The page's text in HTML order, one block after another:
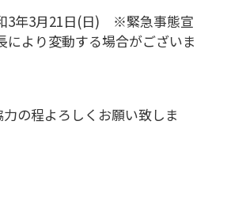
3年3月21日(日) ※緊急事態宣
により変動する場合がございま
の程よろしくお願い致しま